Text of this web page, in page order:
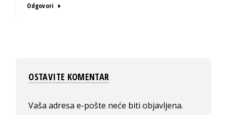
Odgovori
OSTAVITE KOMENTAR
Vaša adresa e-pošte neće biti objavljena.